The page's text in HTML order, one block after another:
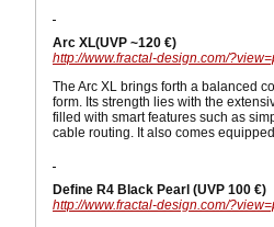
Arc XL(UVP ~120 €)
http://www.fractal-design.com/
The Arc XL brings forth a balanced
form. Its strength lies with the
filled with smart features such as
cable routing. It also comes
Define R4 Black Pearl (UVP 100 €)
http://www.fractal-design.com/